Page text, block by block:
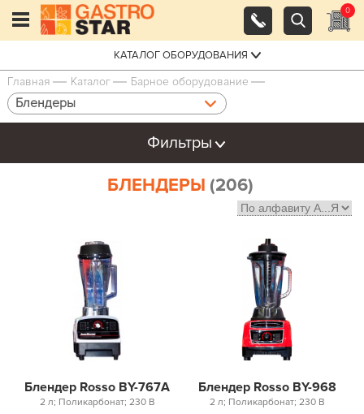
0
КАТАЛОГ ОБОРУДОВАНИЯ
Главная Каталог Барное оборудование
Блендеры
Фильтры
БЛЕНДЕРЫ (206)
Блендер Rosso BY-767A
2 л; Поликарбонат; 230 В
Блендер Rosso BY-968
2 л; Поликарбонат; 230 В